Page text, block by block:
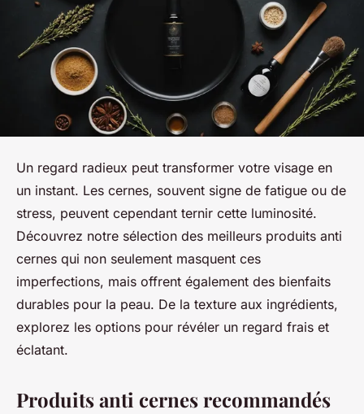
Un regard radieux peut transformer votre visage en
un instant. Les cernes, souvent signe de fatigue ou de
stress, peuvent cependant ternir cette luminosité.
Découvrez notre sélection des meilleurs produits anti
cernes qui non seulement masquent ces
imperfections, mais offrent également des bienfaits
durables pour la peau. De la texture aux ingrédients,
explorez les options pour révéler un regard frais et
éclatant.
Produits anti cernes recommandés